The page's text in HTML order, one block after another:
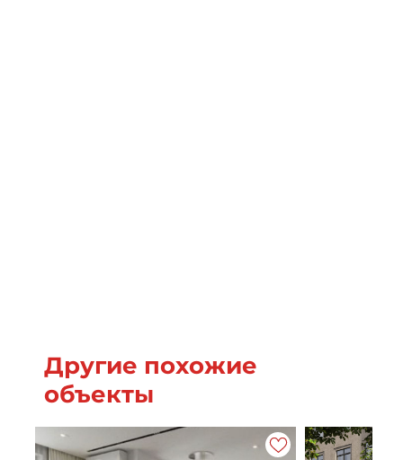
Другие похожие
объекты